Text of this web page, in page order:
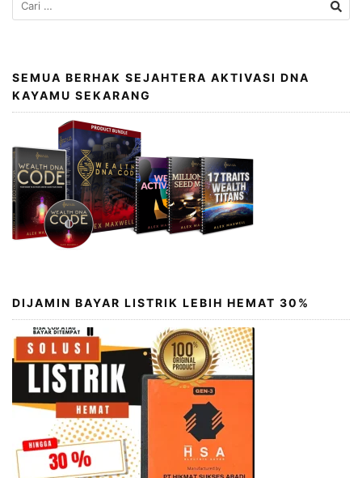
SEMUA BERHAK SEJAHTERA AKTIVASI DNA
KAYAMU SEKARANG
DIJAMIN BAYAR LISTRIK LEBIH HEMAT 30%